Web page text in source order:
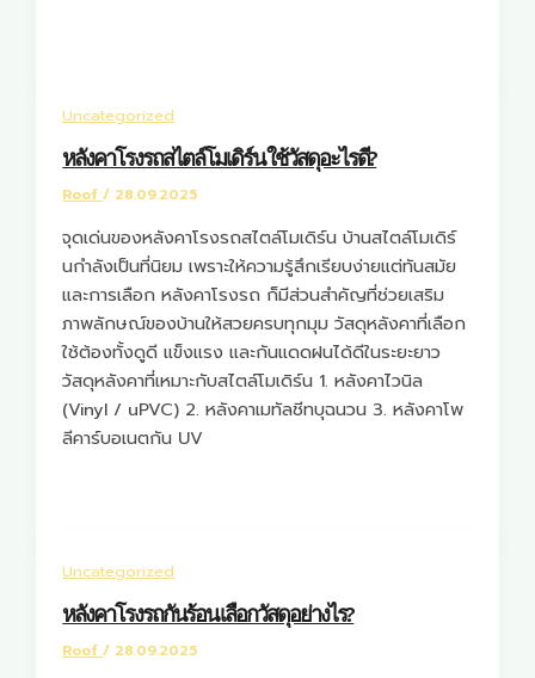
Uncategorized
หลังคาโรงรถสไตล์โมเดิร์น ใช้วัสดุอะไรดี?
Roof/ 28.09.2025
จุดเด่นของหลังคาโรงรถสไตล์โมเดิร์น บ้านสไตล์โมเดิร์
นกำลังเป็นที่นิยม เพราะให้ความรู้สึกเรียบง่ายแต่ทันสมัย
และการเลือก หลังคาโรงรถ ก็มีส่วนสำคัญที่ช่วยเสริม
ภาพลักษณ์ของบ้านให้สวยครบทุกมุม วัสดุหลังคาที่เลือก
ใช้ต้องทั้งดูดี แข็งแรง และกันแดดฝนได้ดีในระยะยาว
วัสดุหลังคาที่เหมาะกับสไตล์โมเดิร์น 1. หลังคาไวนิล
(Vinyl / uPVC) 2. หลังคาเมทัลชีทบุฉนวน 3. หลังคาโพ
ลีคาร์บอเนตกัน UV
Uncategorized
หลังคาโรงรถกันร้อน เลือกวัสดุอย่างไร?
Roof/ 28.09.2025